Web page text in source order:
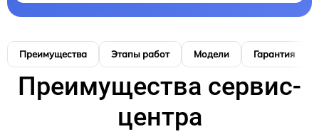
Преимущества Этапы работ Модели Гарантия
Преимущества сервис-
центра